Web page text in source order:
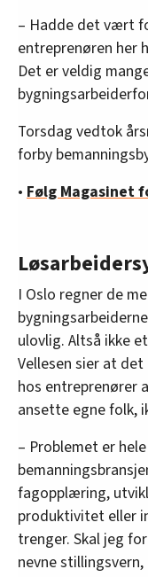
– Hadde det vært
entreprenøren her
Det er veldig
Torsdag vedtok
forby
• Følg Magasinet
I Oslo regner de
ulovlig. Altså ikke
Vellesen sier at
hos entreprenører
ansette egne folk,
– Problemet er
fagopplæring,
produktivitet eller
trenger. Skal jeg
nevne